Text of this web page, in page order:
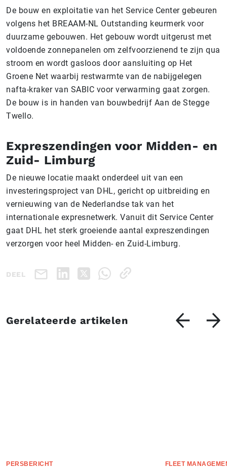
De bouw en exploitatie van het Service Center gebeuren
volgens het BREAAM-NL Outstanding keurmerk voor
duurzame gebouwen. Het gebouw wordt uitgerust met
voldoende zonnepanelen om zelfvoorzienend te zijn qua
stroom en wordt gasloos door aansluiting op Het
Groene Net waarbij restwarmte van de nabijgelegen
nafta-kraker van SABIC voor verwarming gaat zorgen.
De bouw is in handen van bouwbedrijf Aan de Stegge
Twello.
Expreszendingen voor Midden- en
Zuid- Limburg
De nieuwe locatie maakt onderdeel uit van een
investeringsproject van DHL, gericht op uitbreiding en
vernieuwing van de Nederlandse tak van het
internationale expresnetwerk. Vanuit dit Service Center
gaat DHL het sterk groeiende aantal expreszendingen
verzorgen voor heel Midden- en Zuid-Limburg.
DEEL
Gerelateerde artikelen
PERSBERICHT FLEET